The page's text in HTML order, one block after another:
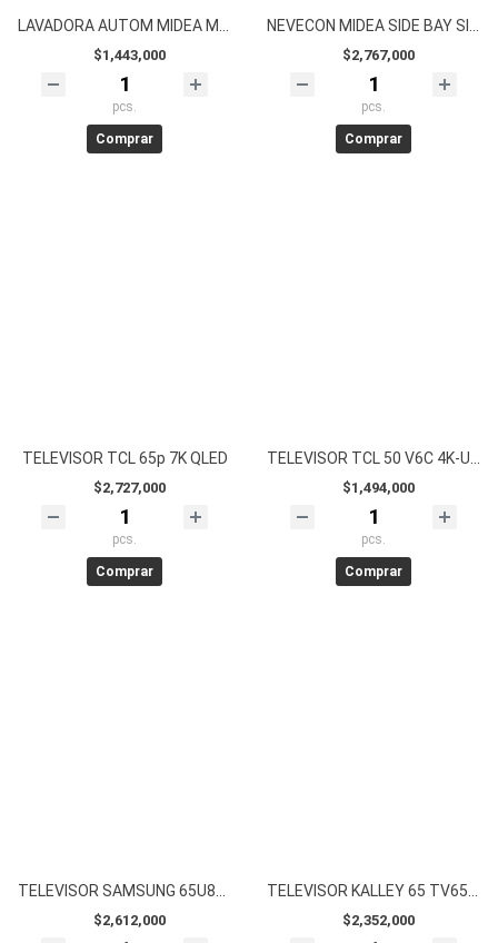
LAVADORA AUTOM MIDEA MA512W160/T-CO 16KG TITANIUM WAVE WASH
$1,443,000
pcs.
Comprar
NEVECON MIDEA SIDE BAY SIDE MDRS710FGM46CO 555LITROS QUATTRO INV
$2,767,000
pcs.
Comprar
TELEVISOR TCL 65p 7K QLED
$2,727,000
pcs.
Comprar
$1,494,000
pcs.
Comprar
$2,612,000 $2,352,000